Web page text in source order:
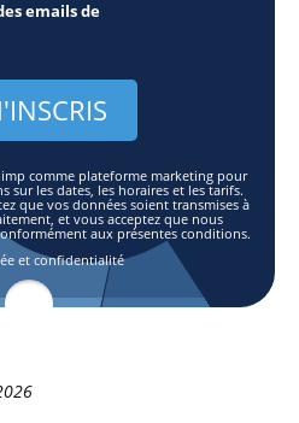
emails de
comme plateforme marketing pour
sur les dates, les horaires et les tarifs.
que vos données soient transmises à
et vous acceptez que nous
aux présentes conditions.
et confidentialité